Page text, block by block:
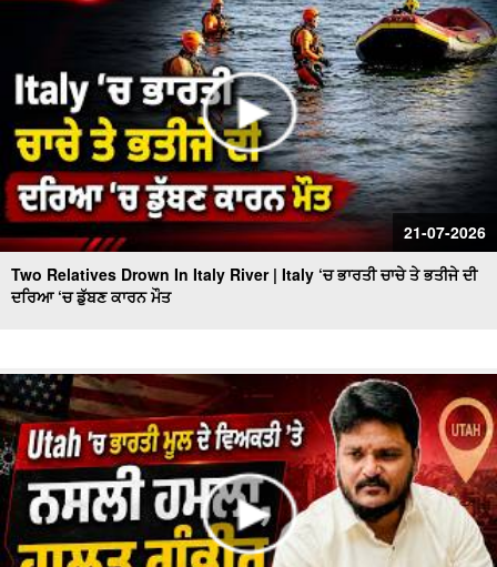
21-07-2026
Two Relatives Drown In Italy River | Italy ‘ਚ ਭਾਰਤੀ ਚਾਚੇ ਤੇ ਭਤੀਜੇ ਦੀ
ਦਰਿਆ ‘ਚ ਡੁੱਬਣ ਕਾਰਨ ਮੌਤ